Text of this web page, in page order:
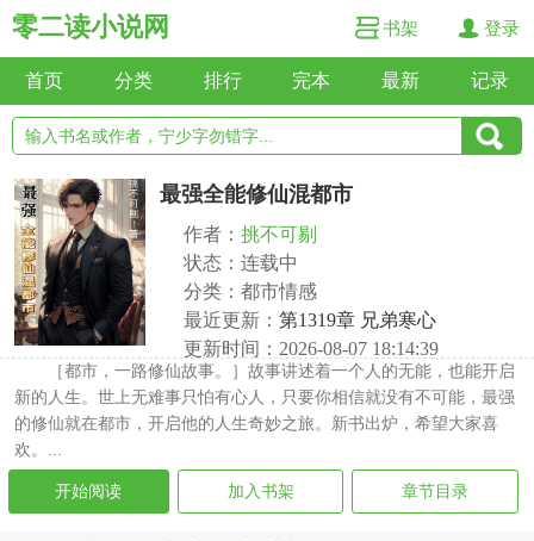
零二读小说网 书架 登录
首页 分类 排行 完本 最新 记录
最强全能修仙混都市
作者： 挑不可剔
状态：连载中
分类：都市情感
最近更新： 第1319章 兄弟寒心
更新时间：2026-08-07 18:14:39
［都市，一路修仙故事。］故事讲述着一个人的无能，也能开启
新的人生。世上无难事只怕有心人，只要你相信就没有不可能，最强
的修仙就在都市，开启他的人生奇妙之旅。新书出炉，希望大家喜
欢。...
开始阅读 加入书架 章节目录